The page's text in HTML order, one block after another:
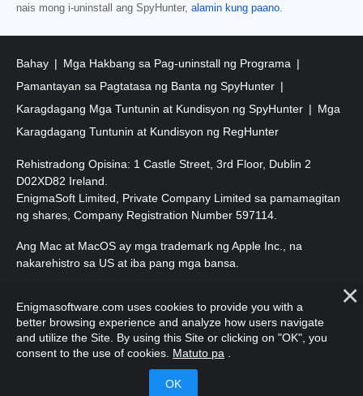
nais mong i-uninstall ang SpyHunter, alamin kung paano
Bahay
Mga Hakbang sa Pag-uninstall ng Programa
Pamantayan sa Pagtatasa ng Banta ng SpyHunter
Karagdagang Mga Tuntunin at Kundisyon ng SpyHunter
Mga
Karagdagang Tuntunin at Kundisyon ng RegHunter
Rehistradong Opisina: 1 Castle Street, 3rd Floor, Dublin 2
D02XD82 Ireland.
EnigmaSoft Limited, Private Company Limited sa pamamagitan
ng shares, Company Registration Number 597114.
Ang Mac at MacOS ay mga trademark ng Apple Inc., na
nakarehistro sa US at iba pang mga bansa.
Nakalaan.
Enigmasoftware.com uses cookies to provide you with a
better browsing experience and analyze how users navigate
and utilize the Site. By using this Site or clicking on "OK", you
consent to the use of cookies. Matuto pa